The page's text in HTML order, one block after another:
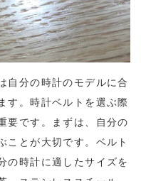
自分の時計のモデルに合
す。時計ベルトを選ぶ際
要です。まずは、自分の
ことが大切です。ベルト
の時計に適したサイズを